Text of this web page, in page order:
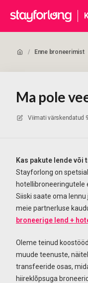
/ Enne broneerimist
Ma pole
Viimati värskendatud
Kas pakute lende või
Stayforlong on
hotellibroneeringutele
Siiski saate oma
meie partnerluse
broneerige lend +
Oleme teinud
muude teenuste,
transfeeride osas,
hiireklõpsuga